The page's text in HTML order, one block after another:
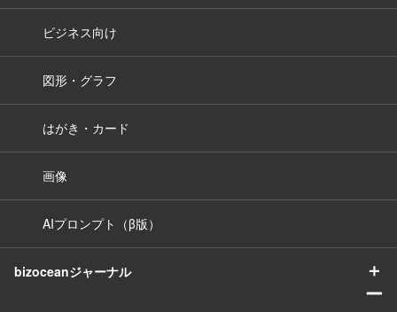
ビジネス向け
図形・グラフ
はがき・カード
画像
AIプロンプト（β版）
bizoceanジャーナル
＋
ー